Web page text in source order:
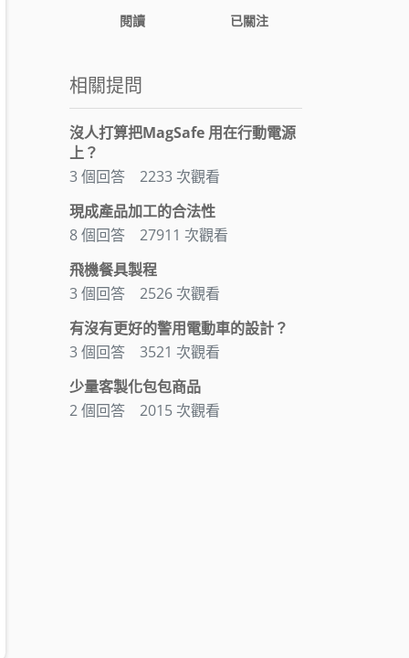
閱讀 已關注
相關提問
沒人打算把MagSafe 用在行動電源
上？
3 個回答
2233 次觀看
現成產品加工的合法性
8 個回答
27911 次觀看
飛機餐具製程
3 個回答
2526 次觀看
有沒有更好的警用電動車的設計？
3 個回答
3521 次觀看
少量客製化包包商品
2 個回答
2015 次觀看